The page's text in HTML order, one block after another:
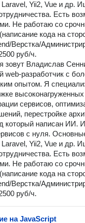
Yii2, Vue и др.
Есть
Не работаю со
кода на
Верстка/
руб/ч.
Владислав
web-разработчик с
опытом. Я
сервисов,
перестройке
который написан ИИ.
с нуля.
Yii2, Vue и др.
Есть
Не работаю со
кода на
Верстка/
руб/ч.
на JavaScript